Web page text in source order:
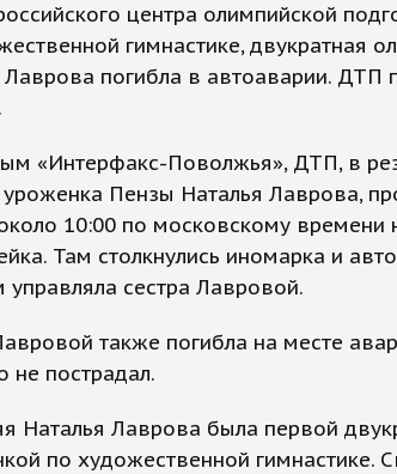
центра олимпийской
гимнастике, двукратная
Лаврова погибла в автоаварии. ДТП
«Интерфакс-Поволжья», ДТП, в
уроженка Пензы Наталья Лаврова,
10:00 по московскому времени
Там столкнулись иномарка и
управляла сестра Лавровой.
также погибла на месте
не пострадал.
Наталья Лаврова была первой
по художественной гимнастике.